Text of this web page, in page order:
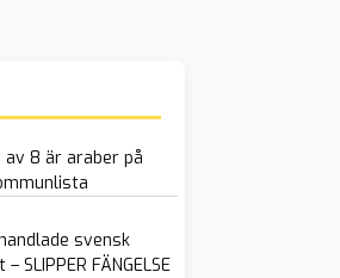
8 är araber på
svensk
FÄNGELSE